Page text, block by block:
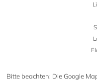
Bitte beachten: Die Google